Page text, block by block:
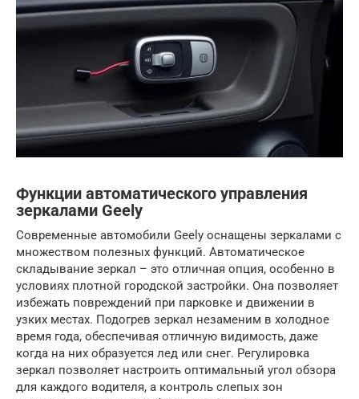
Функции автоматического управления
зеркалами Geely
Современные автомобили Geely оснащены зеркалами с
множеством полезных функций. Автоматическое
складывание зеркал – это отличная опция, особенно в
условиях плотной городской застройки. Она позволяет
избежать повреждений при парковке и движении в
узких местах. Подогрев зеркал незаменим в холодное
время года, обеспечивая отличную видимость, даже
когда на них образуется лед или снег. Регулировка
зеркал позволяет настроить оптимальный угол обзора
для каждого водителя, а контроль слепых зон